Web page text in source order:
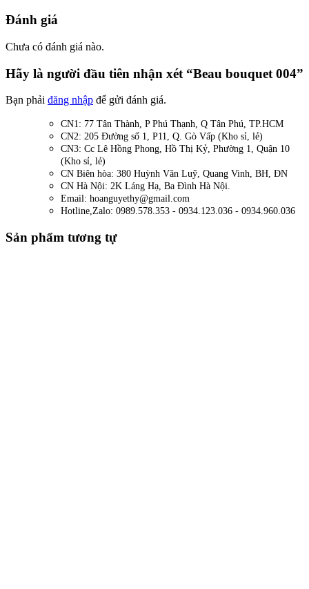
Đánh giá
Chưa có đánh giá nào.
Hãy là người đầu tiên nhận xét “Beau bouquet 004”
Bạn phải đăng nhập để gửi đánh giá.
CN1: 77 Tân Thành, P Phú Thạnh, Q Tân Phú, TP.HCM
CN2: 205 Đường số 1, P11, Q. Gò Vấp (Kho sỉ, lẻ)
CN3: Cc Lê Hồng Phong, Hồ Thị Kỷ, Phường 1, Quận 10
(Kho sỉ, lẻ)
CN Biên hòa: 380 Huỳnh Văn Luỹ, Quang Vinh, BH, ĐN
CN Hà Nội: 2K Láng Hạ, Ba Đình Hà Nội.
Email: hoanguyethy@gmail.com
Hotline,Zalo: 0989.578.353 - 0934.123.036 - 0934.960.036
Sản phẩm tương tự